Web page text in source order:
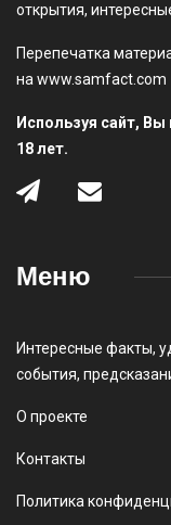
открытия,
Перепечатка
на www.samfact.com
Используя сайт,
18 лет.
Меню
Интересные факты,
события,
О проекте
Контакты
Политика